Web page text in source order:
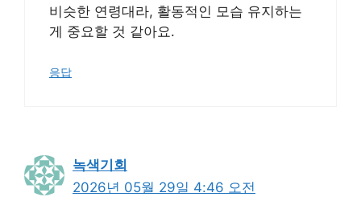
비슷한 연령대라, 활동적인 모습 유지하는
게 중요할 것 같아요.
응답
녹색기회
2026년 05월 29일 4:46 오전